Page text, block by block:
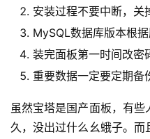
安装过程不要中断，关
MySQL数据库版本根
装完面板第一时间改密
重要数据一定要定期备
虽然宝塔是国产面板，有
久，没出过什么幺蛾子。